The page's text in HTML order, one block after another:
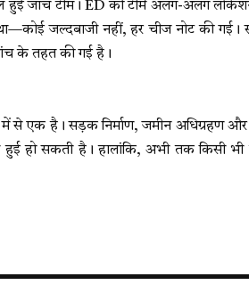
जांच टीम। ED की टीमें अलग-अलग
जल्दबाजी नहीं, हर चीज नोट की गई।
के तहत की गई है।
में से एक है। सड़क निर्माण, जमीन अधिग्रहण
हो सकती है। हालांकि, अभी तक किसी भी